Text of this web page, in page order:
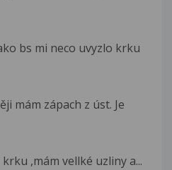
bs mi neco uvyzlo krku
mám zápach z úst. Je
,mám vellké uzliny a...